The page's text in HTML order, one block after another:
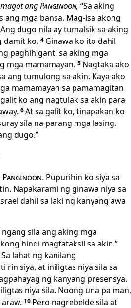
angPanginoon, “Sa aking
ang mga bansa. Mag-isa akong
dugo nila ay tumalsik sa aking
damit ko. 4 Ginawa ko ito dahil
paghihiganti sa aking mga
mga mamamayan. 5 Nagtaka ako
ang tumulong sa akin. Kaya ako
mamamayan sa pamamagitan
ko ang nagtulak sa akin para
6At sa galit ko, tinapakan ko
sila na parang mga lasing.
dugo.”
Panginoon. Pupurihin ko siya sa
Napakarami ng ginawa niya sa
dahil sa laki ng kanyang awa
sila ang aking mga
hindi magtataksil sa akin.”
Sa lahat ng kanilang
rin siya, at iniligtas niya sila sa
ng kanyang presensya.
niya sila. Noong una pa man,
10 Pero nagrebelde sila at